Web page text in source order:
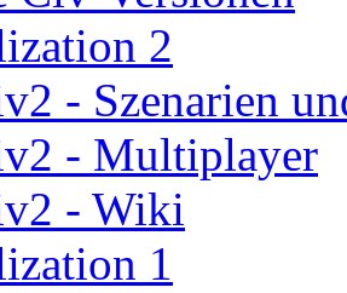
2
- Szenarien
- Multiplayer
- Wiki
1